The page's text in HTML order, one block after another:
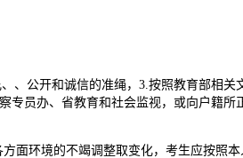
公开和诚信的准绳，3.按照教育部相关
员办、省教育和社会监视，或向户籍
环境的不竭调整取变化，考生应按照本